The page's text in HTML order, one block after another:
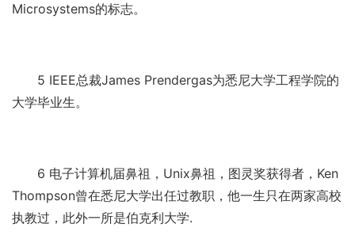
Microsystems的标志。
5 IEEE总裁James Prendergas为悉尼大学工程学院的
大学毕业生。
6 电子计算机届鼻祖，Unix鼻祖，图灵奖获得者，Ken
Thompson曾在悉尼大学出任过教职，他一生只在两家高校
执教过，此外一所是伯克利大学.